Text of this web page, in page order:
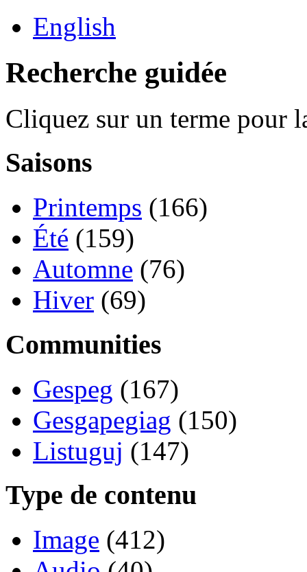
English
Recherche guidée
Cliquez sur un terme pour
Saisons
Printemps (166)
Été (159)
Automne (76)
Hiver (69)
Communities
Gespeg (167)
Gesgapegiag (150)
Listuguj (147)
Type de contenu
Image (412)